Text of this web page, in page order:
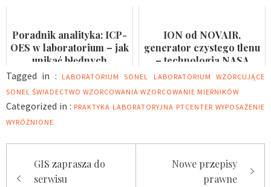
Poradnik analityka: ICP-
OES w laboratorium – jak
unikać błędnych
wyników?
ION od NOVAIR,
generator czystego tlenu
– technologia NASA
dostępna dla
nowoczesnych
laboratoriów
Tagged in : LABORATORIUM SONEL
LABORATORIUM WZORCUJĄCE
SONEL ŚWIADECTWO WZORCOWANIA WZORCOWANIE MIERNIKÓW
Categorized in : PRAKTYKA LABORATORYJNA PTCENTER WYPOSAŻENIE
WYRÓŻNIONE
wpisu
GIS zaprasza do
serwisu
Nowe przepisy
prawne